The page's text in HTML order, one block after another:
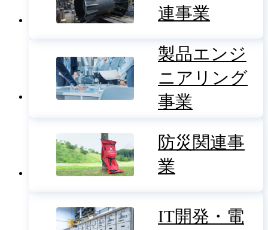
連事業
製品エンジ
ニアリング
事業
防災関連事
業
IT開発・電